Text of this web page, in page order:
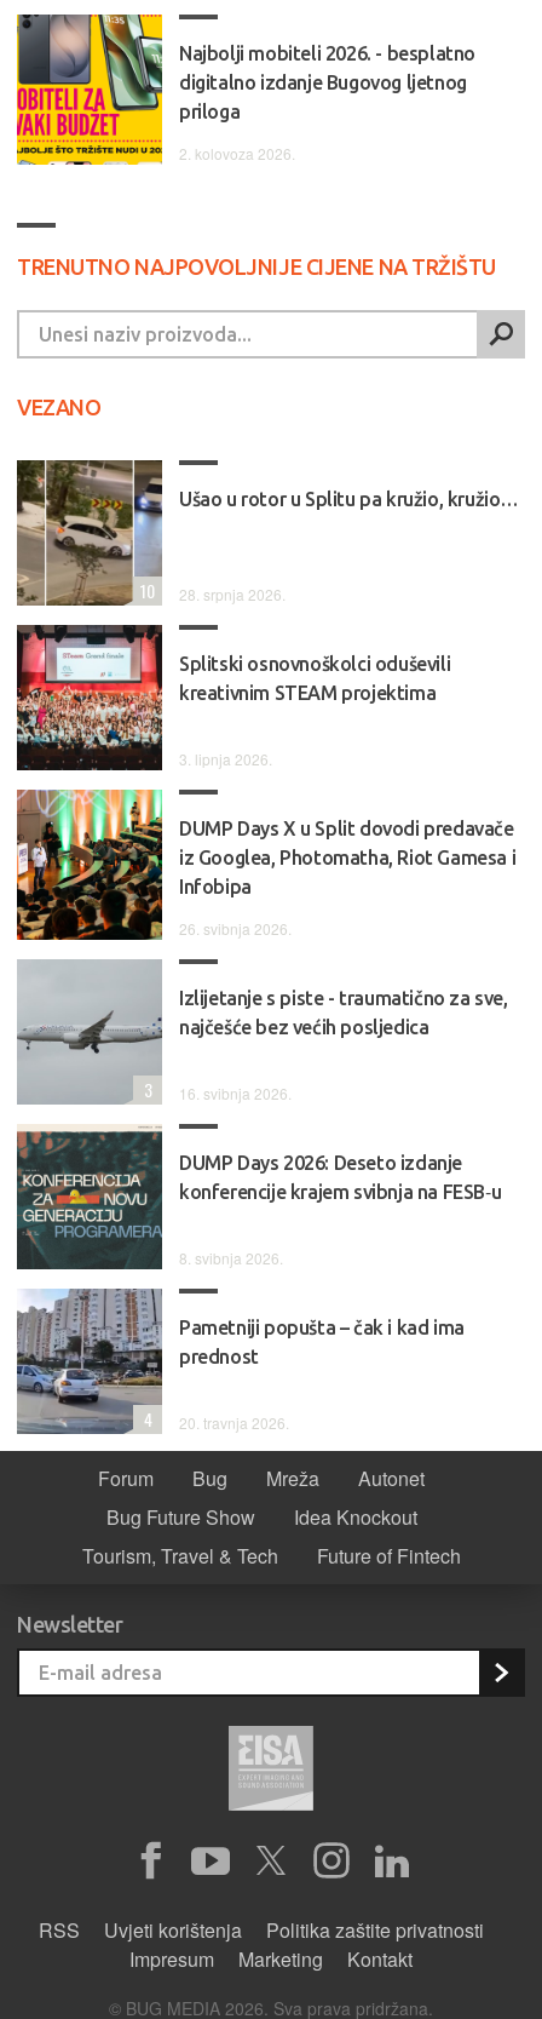
Najbolji mobiteli 2026. - besplatno
digitalno izdanje Bugovog ljetnog
priloga
2. kolovoza 2026.
TRENUTNO NAJPOVOLJNIJE CIJENE NA TRŽIŠTU
VEZANO
Ušao u rotor u Splitu pa kružio, kružio…
28. srpnja 2026.
10
Splitski osnovnoškolci oduševili
kreativnim STEAM projektima
3. lipnja 2026.
DUMP Days X u Split dovodi predavače
iz Googlea, Photomatha, Riot Gamesa i
Infobipa
26. svibnja 2026.
Izlijetanje s piste - traumatično za sve,
najčešće bez većih posljedica
16. svibnja 2026.
3
DUMP Days 2026: Deseto izdanje
konferencije krajem svibnja na FESB‑u
8. svibnja 2026.
Pametniji popušta – čak i kad ima
prednost
20. travnja 2026.
4
Forum Bug Mreža
Autonet
Bug Future Show
Idea Knockout
Tourism, Travel & Tech
Future of Fintech
Newsletter
RSS Uvjeti korištenja
Politika zaštite privatnosti
Impresum
Marketing Kontakt
© BUG MEDIA 2026. Sva prava pridržana.